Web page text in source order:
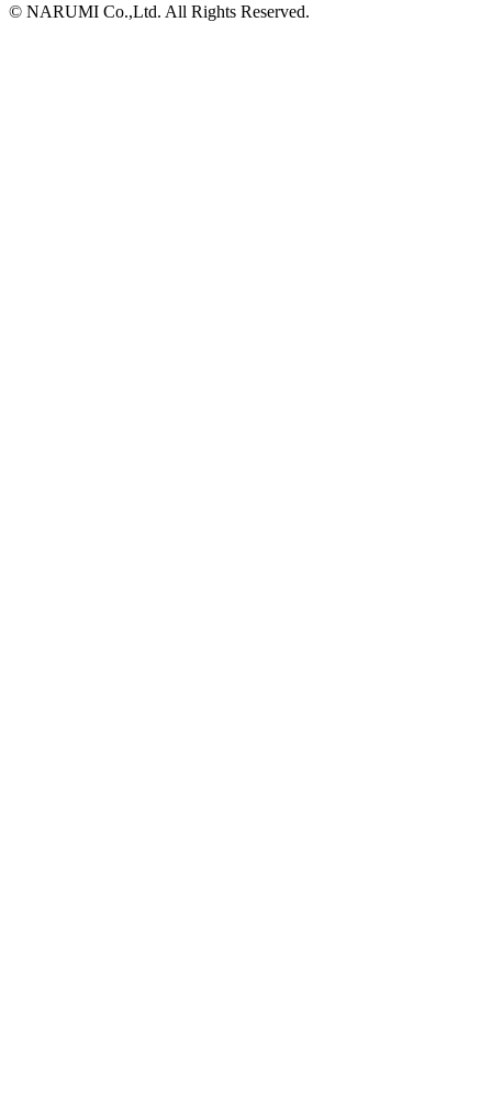
© NARUMI Co.,Ltd. All Rights Reserved.